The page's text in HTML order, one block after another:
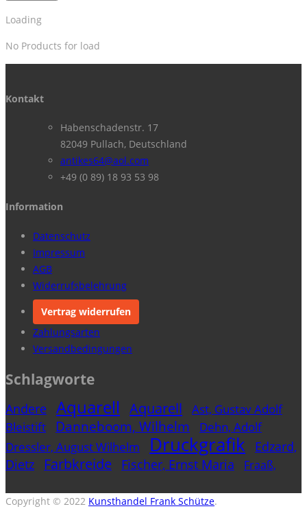
Loading
No Products for load
Kontakt
Habenschadenstr. 17
82049 Pullach, Deutschland
antikes64@aol.com
+49 (0 89) 18 93 53 98
Information
Datenschutz
Impressum
AGB
Widerrufsbelehrung
Vertrag widerrufen
Zahlungsarten
Versandbedingungen
Schlagworte
Andere Aquarell Aquarell
Ast, Gustav Adolf
Bleistift
Danneboom, Wilhelm
Dehn, Adolf
Dressler, August Wilhelm
Druckgrafik
Edzard,
Dietz
Farbkreide Fischer, Ernst Maria
Fraaß,
Hesselbach, Wilhelm Holzschnitt
Copyright © 2022 Kunsthandel Frank Schütze.